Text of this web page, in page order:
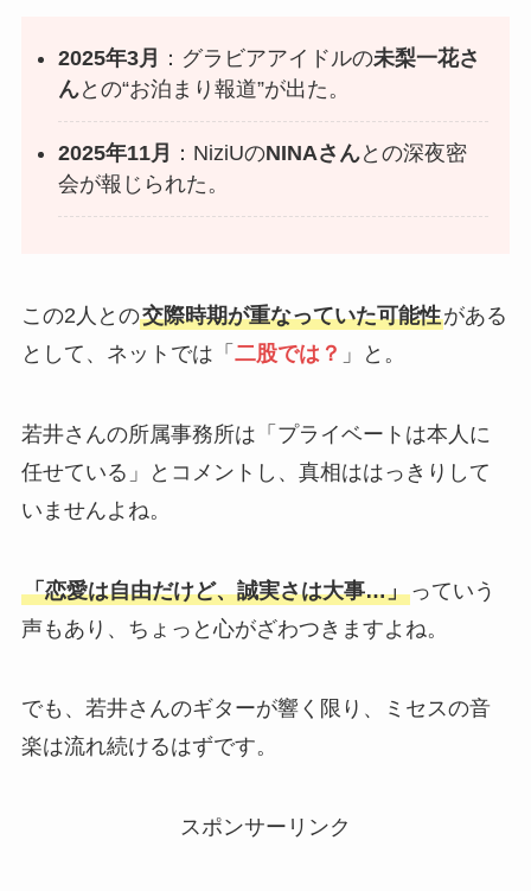
2025年3月 ：グラビアアイドルの未梨一花さ
んとの“お泊まり報道”が出た。
2025年11月 ：NiziUのNINAさんとの深夜密
会が報じられた。
この2人との交際時期が重なっていた可能性がある
として、ネットでは「 二股では？ 」と。
若井さんの所属事務所は「プライベートは本人に
任せている」とコメントし、真相ははっきりして
いませんよね。
「恋愛は自由だけど、誠実さは大事…」っていう
声もあり、ちょっと心がざわつきますよね。
でも、若井さんのギターが響く限り、ミセスの音
楽は流れ続けるはずです。
スポンサーリンク